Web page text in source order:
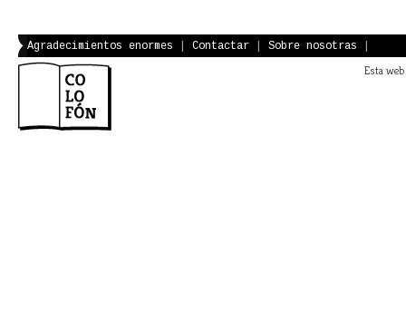
Agradecimientos enormes Contactar Sobre nosotras
Esta